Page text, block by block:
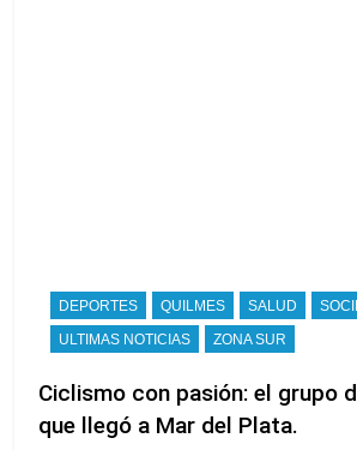
DEPORTES QUILMES SALUD
ULTIMAS NOTICIAS
ZONA SUR
Ciclismo con pasión: el grupo
que llegó a Mar del Plata.